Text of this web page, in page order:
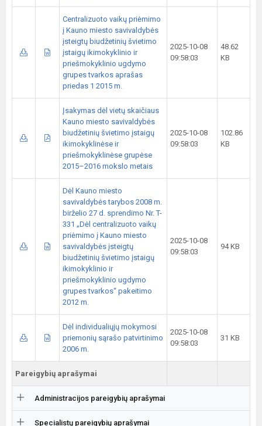
Centralizuoto vaikų priėmimo
į Kauno miesto savivaldybės
įsteigtų biudžetinių švietimo
įstaigų ikimokyklinio ir
priešmokyklinio ugdymo
grupes tvarkos aprašas
priedas 1 2015 m.
2025-10-08
09:58:03
48.62
KB
Įsakymas dėl vietų skaičiaus
Kauno miesto savivaldybės
biudžetinių švietimo įstaigų
ikimokyklinėse ir
priešmokyklinėse grupėse
2015–2016 mokslo metais
2025-10-08
09:58:03
102.86
KB
Dėl Kauno miesto
savivaldybės tarybos 2008 m.
birželio 27 d. sprendimo Nr. T-
331 „Dėl centralizuoto vaikų
priėmimo į Kauno miesto
savivaldybės įsteigtų
biudžetinių švietimo įstaigų
ikimokyklinio ir
priešmokyklinio ugdymo
grupes tvarkos“ pakeitimo
2012 m.
2025-10-08
09:58:03
94 KB
Dėl individualiųjų mokymosi
priemonių sąrašo patvirtinimo
2006 m.
2025-10-08
09:58:03
31 KB
Pareigybių aprašymai
Administracijos pareigybių aprašymai
Specialistų pareigybių aprašymai